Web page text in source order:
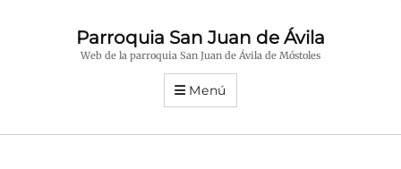
Parroquia San Juan de Ávila
Web de la parroquia San Juan de Ávila de Móstoles
Menú